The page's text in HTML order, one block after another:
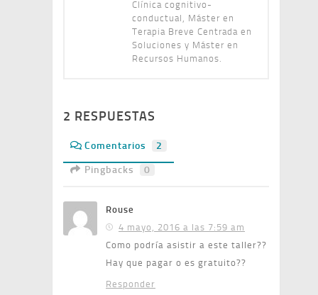
Clínica cognitivo-
conductual, Máster en
Terapia Breve Centrada en
Soluciones y Máster en
Recursos Humanos.
2 RESPUESTAS
Comentarios
2
Pingbacks
0
Rouse
4 mayo, 2016 a las 7:59 am
Como podría asistir a este taller??
Hay que pagar o es gratuito??
Responder